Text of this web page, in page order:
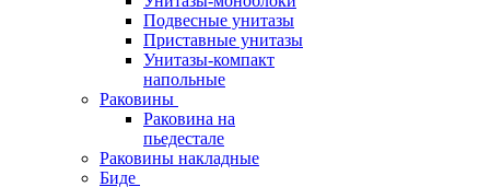
Подвесные унитазы
Приставные унитазы
Унитазы-компакт
напольные
Раковины
Раковина на
пьедестале
Раковины накладные
Биде